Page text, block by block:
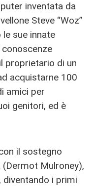
inventata da
Steve “Woz”
sue innate
proprietario di un
acquistarne 100
amici per
genitori, ed è
il sostegno
(Dermot Mulroney),
i primi